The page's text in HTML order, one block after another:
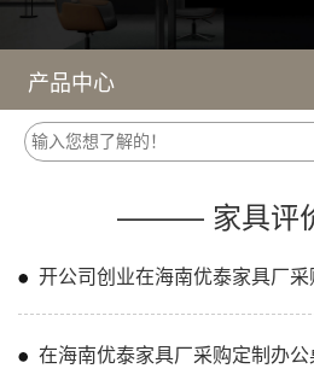
产品中心
——— 家具
开公司创业在海南优泰家具厂采购定制办公桌椅
在海南优泰家具厂采购定制办公桌椅，桌椅质量和服务